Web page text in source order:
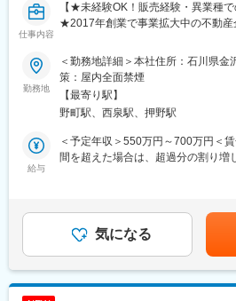
・転居をともなう転勤無し
・件数：月3件ほど（水回りなど工
す◎）
方ばかりなので、提案しやすい環境
■キャリア：
まずは、これまでの経験を活かし、
や育成に携わっていただきます。
り、過程までしっかり評価される仕
◆20代・30代が中心の若く活気あ
仕事内容
【★未経験OK！販売経験・異業種
★2017年創業で事業拡大中の不動
金沢市を中心に不動産売買・買取再
関わる幅広いサービスを提供する当
をお任せします！
■採用背景：
新規事業の立ち上げや新規出店計画
■業務内容：
反響営業がメインとなるため、問い
に対して、リフォーム・リノベのご
勤務地
＜勤務地詳細＞本社住所：石川県
策：屋内全面禁煙
【最寄り駅】
野町駅、西泉駅、押野駅
給与
＜予定年収＞550万円～700万円＜
間を超えた場合は、超過分の割り増
月給＞375,000円～465,000円（一
＜残業手当＞有＜給与補足＞■賞与
年2回（1月・7月）賃金はあくまで
通じて上下する可能性があります。
表記です。
気になる